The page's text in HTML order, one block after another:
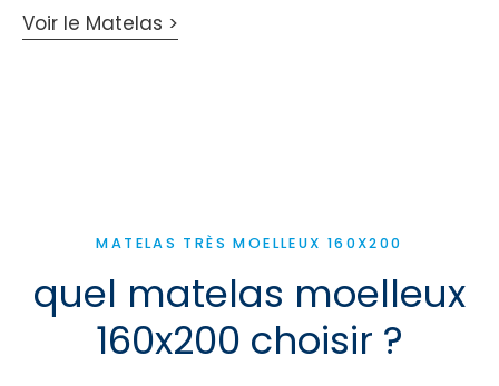
Voir le Matelas >
quel matelas moelleux
160x200 choisir ?
MATELAS TRÈS MOELLEUX 160X200